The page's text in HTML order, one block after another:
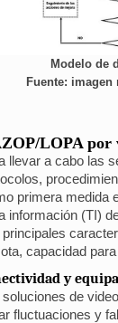
Modelo de
Fuente:
LOPA por
llevar a cabo las
primera medida
información (TI)
principales
capacidad
y
soluciones de
fluctuaciones y